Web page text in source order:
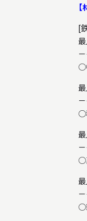
[
○
○
○
○